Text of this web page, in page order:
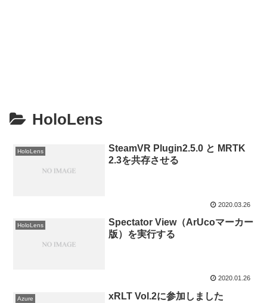
HoloLens
HoloLens
SteamVR Plugin2.5.0 と MRTK
2.3を共存させる
2020.03.26
HoloLens
Spectator View（ArUcoマーカー
版）を実行する
2020.01.26
Azure xRLT Vol.2に参加しました